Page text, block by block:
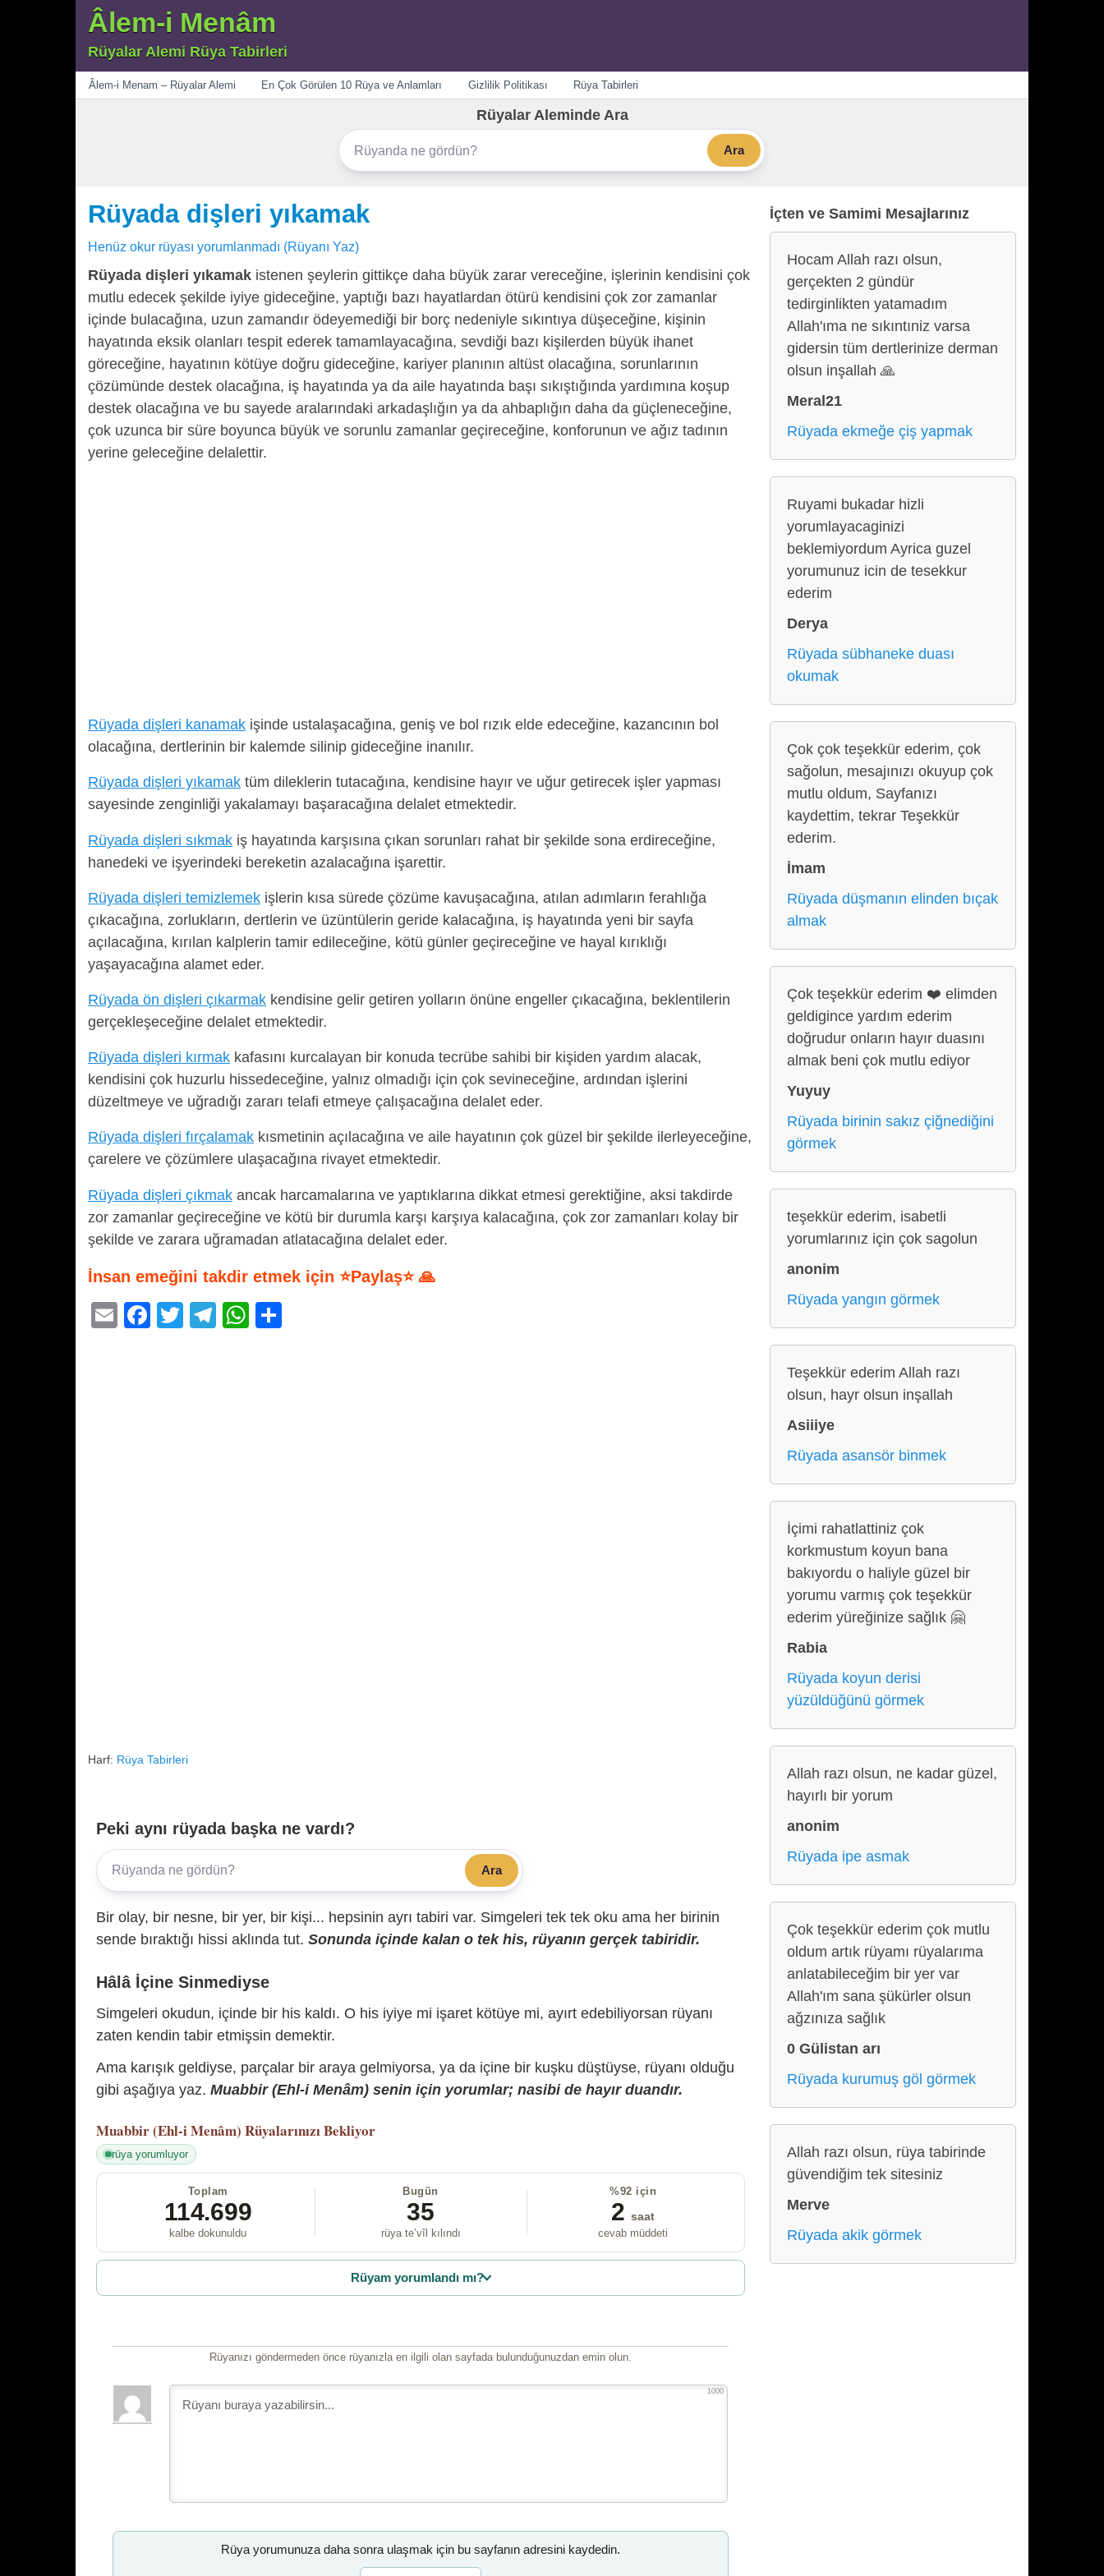
Âlem-i Menâm
Rüyalar Alemi Rüya Tabirleri
Menü
Âlem-i Menam – Rüyalar Alemi En Çok Görülen 10 Rüya ve Anlamları Gizlilik Politikası Rüya Tabirleri
Rüyalar Aleminde Ara
Ara
Rüyada dişleri yıkamak
Henüz okur rüyası yorumlanmadı (Rüyanı Yaz)
Rüyada dişleri yıkamak istenen şeylerin gittikçe daha büyük zarar vereceğine, işlerinin kendisini çok
mutlu edecek şekilde iyiye gideceğine, yaptığı bazı hayatlardan ötürü kendisini çok zor zamanlar
içinde bulacağına, uzun zamandır ödeyemediği bir borç nedeniyle sıkıntıya düşeceğine, kişinin
hayatında eksik olanları tespit ederek tamamlayacağına, sevdiği bazı kişilerden büyük ihanet
göreceğine, hayatının kötüye doğru gideceğine, kariyer planının altüst olacağına, sorunlarının
çözümünde destek olacağına, iş hayatında ya da aile hayatında başı sıkıştığında yardımına koşup
destek olacağına ve bu sayede aralarındaki arkadaşlığın ya da ahbaplığın daha da güçleneceğine,
çok uzunca bir süre boyunca büyük ve sorunlu zamanlar geçireceğine, konforunun ve ağız tadının
yerine geleceğine delalettir.
Rüyada dişleri kanamak işinde ustalaşacağına, geniş ve bol rızık elde edeceğine, kazancının bol
olacağına, dertlerinin bir kalemde silinip gideceğine inanılır.
Rüyada dişleri yıkamak tüm dileklerin tutacağına, kendisine hayır ve uğur getirecek işler yapması
sayesinde zenginliği yakalamayı başaracağına delalet etmektedir.
Rüyada dişleri sıkmak iş hayatında karşısına çıkan sorunları rahat bir şekilde sona erdireceğine,
hanedeki ve işyerindeki bereketin azalacağına işarettir.
Rüyada dişleri temizlemek işlerin kısa sürede çözüme kavuşacağına, atılan adımların ferahlığa
çıkacağına, zorlukların, dertlerin ve üzüntülerin geride kalacağına, iş hayatında yeni bir sayfa
açılacağına, kırılan kalplerin tamir edileceğine, kötü günler geçireceğine ve hayal kırıklığı
yaşayacağına alamet eder.
Rüyada ön dişleri çıkarmak kendisine gelir getiren yolların önüne engeller çıkacağına, beklentilerin
gerçekleşeceğine delalet etmektedir.
Rüyada dişleri kırmak kafasını kurcalayan bir konuda tecrübe sahibi bir kişiden yardım alacak,
kendisini çok huzurlu hissedeceğine, yalnız olmadığı için çok sevineceğine, ardından işlerini
düzeltmeye ve uğradığı zararı telafi etmeye çalışacağına delalet eder.
Rüyada dişleri fırçalamak kısmetinin açılacağına ve aile hayatının çok güzel bir şekilde ilerleyeceğine,
çarelere ve çözümlere ulaşacağına rivayet etmektedir.
Rüyada dişleri çıkmak ancak harcamalarına ve yaptıklarına dikkat etmesi gerektiğine, aksi takdirde
zor zamanlar geçireceğine ve kötü bir durumla karşı karşıya kalacağına, çok zor zamanları kolay bir
şekilde ve zarara uğramadan atlatacağına delalet eder.
İnsan emeğini takdir etmek için ⭐Paylaş⭐ 🙏
E
F
T
T
W
Harf: Rüya Tabirleri
Peki aynı rüyada başka ne vardı?
Ara
Bir olay, bir nesne, bir yer, bir kişi... hepsinin ayrı tabiri var. Simgeleri tek tek oku ama her birinin
sende bıraktığı hissi aklında tut. Sonunda içinde kalan o tek his, rüyanın gerçek tabiridir.
Hâlâ İçine Sinmediyse
Simgeleri okudun, içinde bir his kaldı. O his iyiye mi işaret kötüye mi, ayırt edebiliyorsan rüyanı
zaten kendin tabir etmişsin demektir.
Ama karışık geldiyse, parçalar bir araya gelmiyorsa, ya da içine bir kuşku düştüyse, rüyanı olduğu
gibi aşağıya yaz. Muabbir (Ehl-i Menâm) senin için yorumlar; nasibi de hayır duandır.
Muabbir (Ehl-i Menâm) Rüyalarınızı Bekliyor
rüya yorumluyor
Toplam
114.699
kalbe dokunuldu
Bugün
35
rüya te’vîl kılındı
%92 için
2 saat
cevab müddeti
Rüyam yorumlandı mı?
Rüyanızı göndermeden önce rüyanızla en ilgili olan sayfada bulunduğunuzdan emin olun.
1000
Rüya yorumunuza daha sonra ulaşmak için bu sayfanın adresini kaydedin.
İçten ve Samimi Mesajlarınız
Hocam Allah razı olsun,
gerçekten 2 gündür
tedirginlikten yatamadım
Allah'ıma ne sıkıntıniz varsa
gidersin tüm dertlerinize derman
olsun inşallah 🙏
Meral21
Rüyada ekmeğe çiş yapmak
Ruyami bukadar hizli
yorumlayacaginizi
beklemiyordum Ayrica guzel
yorumunuz icin de tesekkur
ederim
Derya
Rüyada sübhaneke duası
okumak
Çok çok teşekkür ederim, çok
sağolun, mesajınızı okuyup çok
mutlu oldum, Sayfanızı
kaydettim, tekrar Teşekkür
ederim.
İmam
Rüyada düşmanın elinden bıçak
almak
Çok teşekkür ederim ❤️ elimden
geldigince yardım ederim
doğrudur onların hayır duasını
almak beni çok mutlu ediyor
Yuyuy
Rüyada birinin sakız çiğnediğini
görmek
teşekkür ederim, isabetli
yorumlarınız için çok sagolun
anonim
Rüyada yangın görmek
Teşekkür ederim Allah razı
olsun, hayr olsun inşallah
Asiiiye
Rüyada asansör binmek
İçimi rahatlattiniz çok
korkmustum koyun bana
bakıyordu o haliyle güzel bir
yorumu varmış çok teşekkür
ederim yüreğinize sağlık 🤗
Rabia
Rüyada koyun derisi
yüzüldüğünü görmek
Allah razı olsun, ne kadar güzel,
hayırlı bir yorum
anonim
Rüyada ipe asmak
Çok teşekkür ederim çok mutlu
oldum artık rüyamı rüyalarıma
anlatabileceğim bir yer var
Allah'ım sana şükürler olsun
ağzınıza sağlık
0 Gülistan arı
Rüyada kurumuş göl görmek
Allah razı olsun, rüya tabirinde
güvendiğim tek sitesiniz
Merve
Rüyada akik görmek